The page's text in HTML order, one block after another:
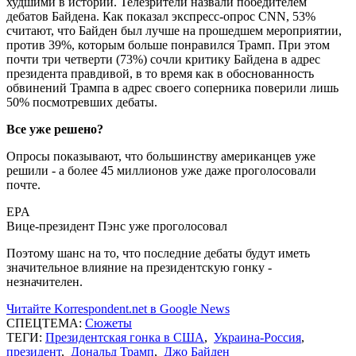
дебатов Байдена. Как показал экспресс-опрос CNN, 53%
считают, что Байден был лучше на прошедшем мероприятии,
против 39%, которым больше понравился Трамп. При этом
почти три четверти (73%) сочли критику Байдена в адрес
президента правдивой, в то время как в обоснованность
обвинений Трампа в адрес своего соперника поверили лишь
50% посмотревших дебаты.
Все уже решено?
Опросы показывают, что большинству американцев уже
решили - а более 45 миллионов уже даже проголосовали
почте.
EPA
Вице-президент Пэнс уже проголосовал
Поэтому шанс на то, что последние дебаты будут иметь
значительное влияние на президентскую гонку -
незначителен.
Читайте Korrespondent.net в Google News
СПЕЦТЕМА: Сюжеты
ТЕГИ: Президентская гонка в США, Украина-Россия,
президент, Дональд Трамп, Джо Байден